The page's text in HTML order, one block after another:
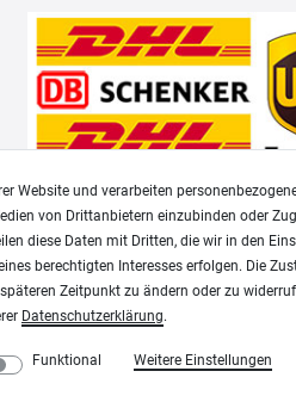
Widerrufsrecht
Modellbau Shop
Website und verarbeiten
von Drittanbietern einzubinden oder
diese Daten mit Dritten, die wir in den
berechtigten Interesses erfolgen. Die
Zeitpunkt zu ändern oder zu
Daten­schutz­erklärung.
Funktional Weitere Einstellungen